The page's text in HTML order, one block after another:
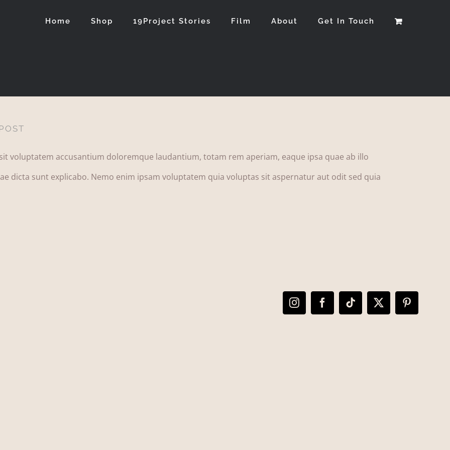
Home Shop 19Project Stories Film About Get In Touch
voluptatem accusantium doloremque laudantium, totam rem aperiam, eaque ipsa quae ab illo
dicta sunt explicabo. Nemo enim ipsam voluptatem quia voluptas sit aspernatur aut odit sed quia
InstagramFacebookTiktokX Pinterest